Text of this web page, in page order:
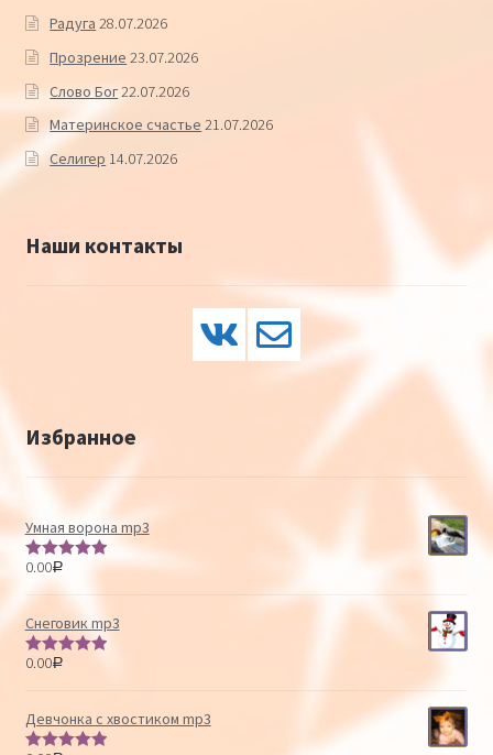
Радуга 28.07.2026
Прозрение 23.07.2026
Слово Бог22.07.2026
Материнское счастье 21.07.2026
Селигер 14.07.2026
Наши контакты
Избранное
Умная ворона mp3
Оценка
из 5
0.00Р
Снеговик mp3
Оценка
0.00Р
Девчонка с хвостиком mp3